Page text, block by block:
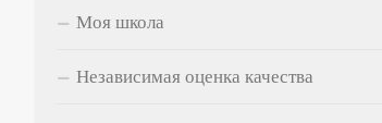
Моя школа
Независимая оценка качества